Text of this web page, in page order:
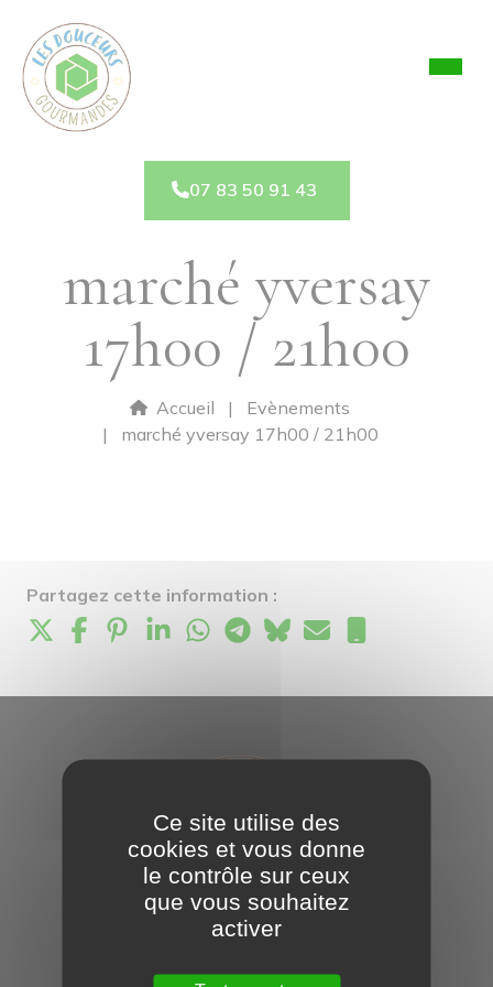
07 83 50 91 43
marché yversay
17h00 / 21h00
Accueil
Evènements
marché yversay 17h00 / 21h00
Partagez cette information :
Ce site utilise des
cookies et vous donne
le contrôle sur ceux
que vous souhaitez
activer